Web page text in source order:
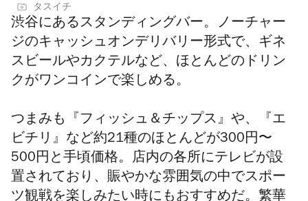
1/4
タスイチ
渋谷にあるスタンディングバー。ノーチャー
ジのキャッシュオンデリバリー形式で、ギネ
スビールやカクテルなど、ほとんどのドリン
クがワンコインで楽しめる。
つまみも『フィッシュ＆チップス』や、『エ
ビチリ』など約21種のほとんどが300円〜
500円と手頃価格。店内の各所にテレビが設
置されており、賑やかな雰囲気の中でスポー
ツ観戦を楽しみたい時にもおすすめだ。繁華